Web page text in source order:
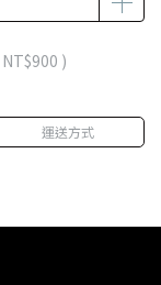
NT$900 )
運送方式